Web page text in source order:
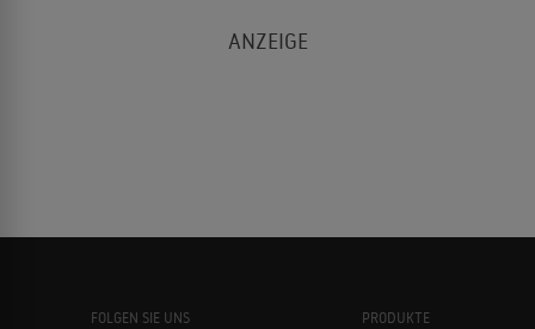
FOLGEN SIE UNS
PRODUKTE